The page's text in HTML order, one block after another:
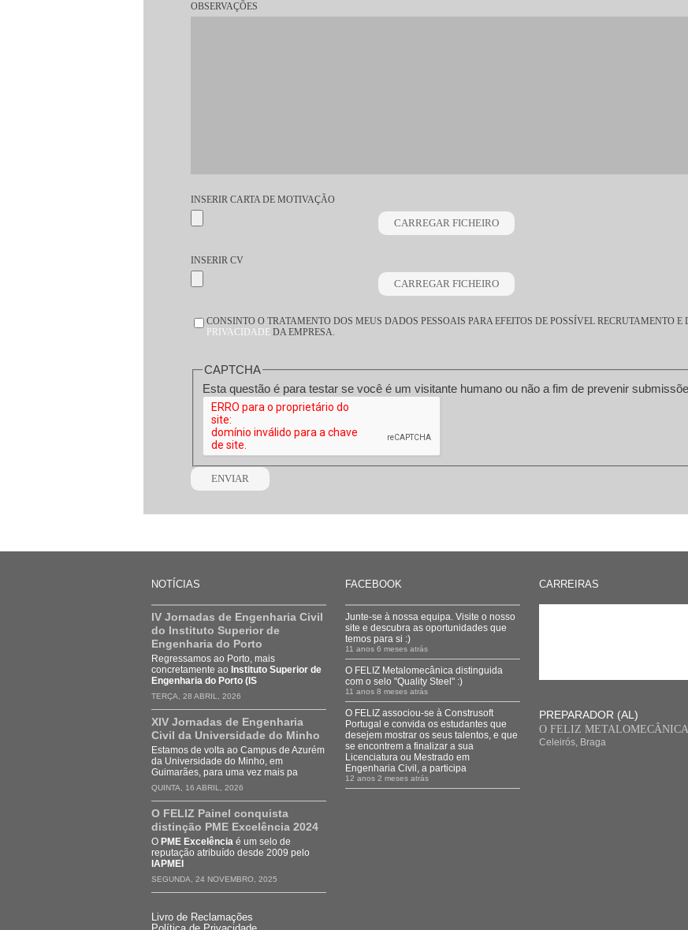
OBSERVAÇÕES
INSERIR CARTA DE MOTIVAÇÃO
INSERIR CV
CONSENTIMENTO*
CONSINTO O TRATAMENTO DOS MEUS DADOS PESSOAIS PARA EFEITOS DE POSSÍVEL RECRUTAMENTO E
PRIVACIDADE DA EMPRESA.
CAPTCHA
Esta questão é para testar se você é um visitante humano ou
NOTÍCIAS
IV Jornadas de Engenharia Civil
do Instituto Superior de
Engenharia do Porto
Regressamos ao Porto, mais
concretamente ao Instituto Superior de
Engenharia do Porto (IS
TERÇA, 28 ABRIL, 2026
XIV Jornadas de Engenharia
Civil da Universidade do Minho
Estamos de volta ao Campus de Azurém
da Universidade do Minho, em
Guimarães, para uma vez mais pa
QUINTA, 16 ABRIL, 2026
O FELIZ Painel conquista
distinção PME Excelência 2024
O PME Excelência é um selo de
reputação atribuído desde 2009 pelo
IAPMEI
SEGUNDA, 24 NOVEMBRO, 2025
FACEBOOK
Junte-se à nossa equipa. Visite o nosso
site e descubra as oportunidades que
temos para si :)
11 anos 6 meses atrás
O FELIZ Metalomecânica distinguida
com o selo "Quality Steel" :)
11 anos 8 meses atrás
O FELIZ associou-se à Construsoft
Portugal e convida os estudantes que
desejem mostrar os seus talentos, e que
se encontrem a finalizar a sua
Licenciatura ou Mestrado em
Engenharia Civil, a participa
12 anos 2 meses atrás
CARREIRAS
PREPARADOR (AL)
O FELIZ METALOMECÂNICA
Celeirós, Braga
Livro de Reclamações